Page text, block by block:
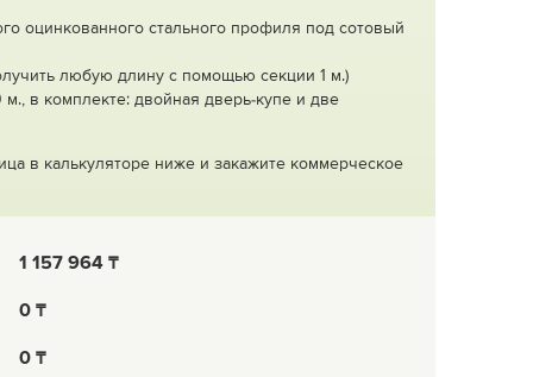
оцинкованного стального профиля под сотовый
любую длину с помощью секции 1 м.)
в комплекте: двойная дверь-купе и две
в калькуляторе ниже и закажите коммерческое
1 157 964
0
0